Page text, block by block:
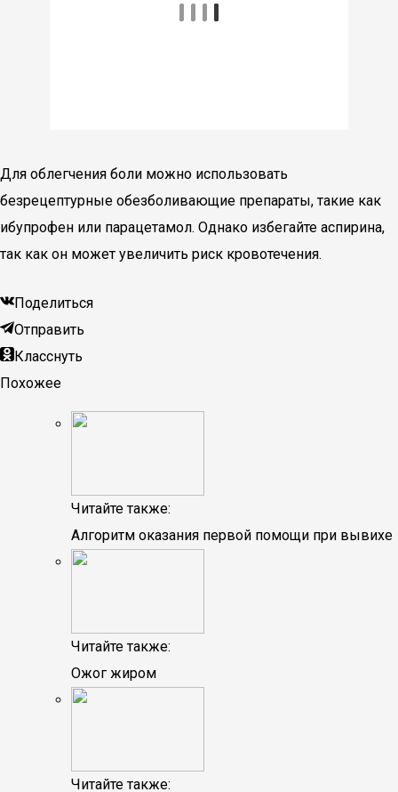
Для облегчения боли можно использовать
безрецептурные обезболивающие препараты, такие как
ибупрофен или парацетамол. Однако избегайте аспирина,
так как он может увеличить риск кровотечения.
Поделиться
Отправить
Класснуть
Похожее
Читайте также:
Алгоритм оказания первой помощи при вывихе
Читайте также:
Ожог жиром
Читайте также: